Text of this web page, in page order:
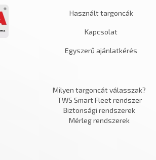
Használt targoncák
Kapcsolat
Egyszerű ajánlatkérés
Milyen targoncát válasszak?
TWS Smart Fleet rendszer
Biztonsági rendszerek
Mérleg rendszerek